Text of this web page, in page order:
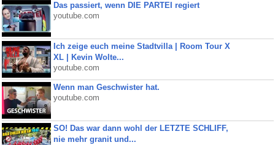
Das passiert, wenn DIE PARTEI regiert
youtube.com
Ich zeige euch meine Stadtvilla | Room Tour X
XL | Kevin Wolte...
youtube.com
Wenn man Geschwister hat.
youtube.com
SO! Das war dann wohl der LETZTE SCHLIFF,
nie mehr granit und...